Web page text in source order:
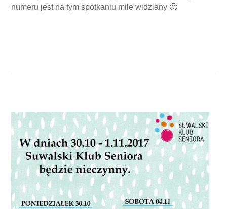
numeru jest na tym spotkaniu mile widziany 🙂